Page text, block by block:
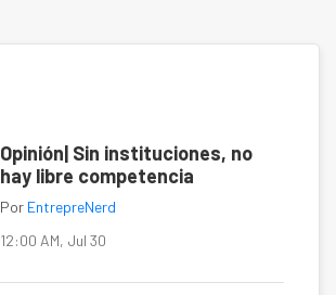
Opinión| Sin instituciones, no
hay libre competencia
Por EntrepreNerd
12:00 AM, Jul 30